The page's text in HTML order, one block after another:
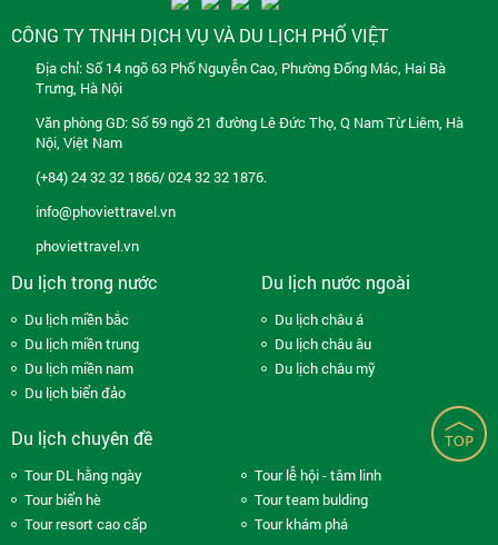
CÔNG TY TNHH DỊCH VỤ VÀ DU LỊCH PHỐ VIỆT
Địa chỉ: Số 14 ngõ 63 Phố Nguyễn Cao, Phường Đống Mác, Hai Bà
Trưng, Hà Nội
Văn phòng GD: Số 59 ngõ 21 đường Lê Đức Thọ, Q Nam Từ Liêm, Hà
Nội, Việt Nam
(+84) 24 32 32 1866/ 024 32 32 1876.
info@phoviettravel.vn
phoviettravel.vn
Du lịch trong nước
Du lịch miền bắc
Du lịch miền trung
Du lịch miền nam
Du lịch biển đảo
Du lịch nước ngoài
Du lịch châu á
Du lịch châu âu
Du lịch châu mỹ
Du lịch chuyên đề
Tour DL hằng ngày
Tour lễ hội - tâm linh
Tour biển hè
Tour team bulding
Tour resort cao cấp
Tour khám phá